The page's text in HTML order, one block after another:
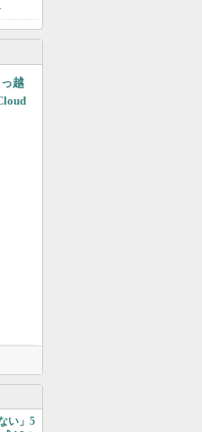
越
い」5